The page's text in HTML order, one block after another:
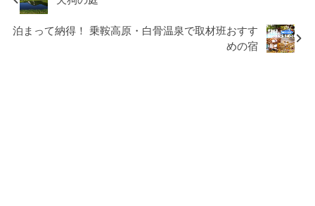
泊まって納得！ 乗鞍高原・白骨温泉で取材班おすす
めの宿